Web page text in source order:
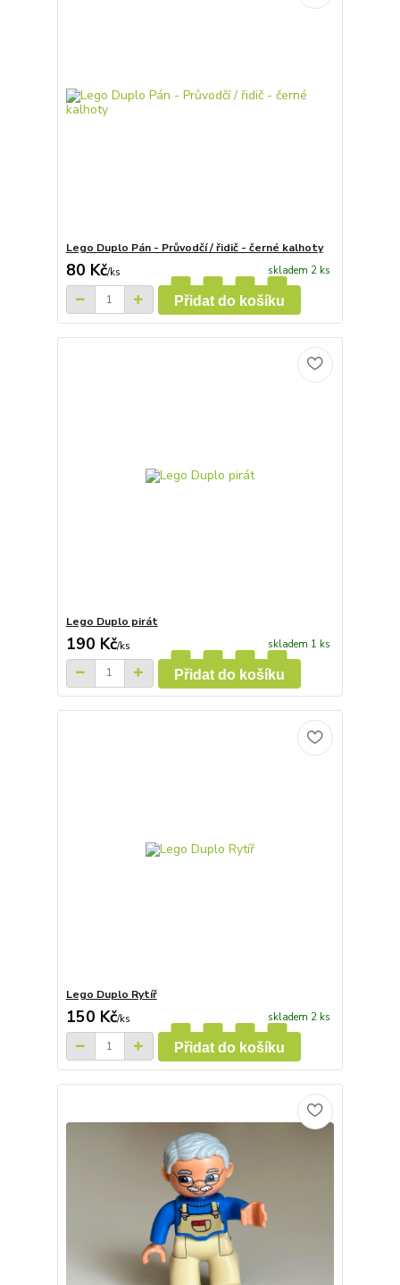
Lego Duplo Pán - Průvodčí / řidič - černé kalhoty
80 Kč/ks skladem 2 ks
Přidat do košíku
Lego Duplo pirát
190 Kč/ks skladem 1 ks
Přidat do košíku
Lego Duplo Rytíř
150 Kč/ks skladem 2 ks
Přidat do košíku